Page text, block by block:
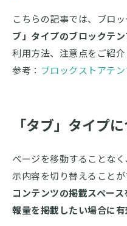
こちらの記事では、ブロ
ブ」タイプのブロックテ
利用方法、注意点をご紹介
参考： ブロックストアテ
「タブ」タイプ
ページを移動することな
示内容を切り替えることが
コンテンツの掲載スペー
報量を掲載したい場合に有